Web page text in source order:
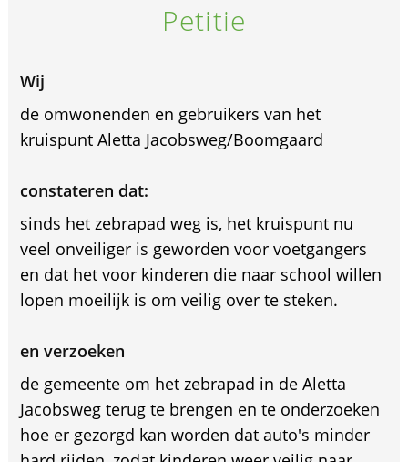
Petitie
Wij
de omwonenden en gebruikers van het
kruispunt Aletta Jacobsweg/Boomgaard
constateren dat:
sinds het zebrapad weg is, het kruispunt nu
veel onveiliger is geworden voor voetgangers
en dat het voor kinderen die naar school willen
lopen moeilijk is om veilig over te steken.
en verzoeken
de gemeente om het zebrapad in de Aletta
Jacobsweg terug te brengen en te onderzoeken
hoe er gezorgd kan worden dat auto's minder